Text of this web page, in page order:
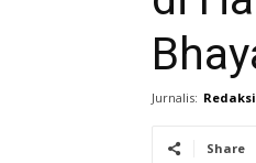
Jurnalis: Redaksi
Share